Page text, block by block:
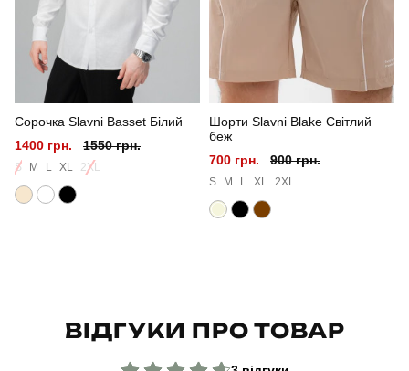
Стиль
Сезон
Колір чорний
Матеріал
50% віскоза, 40% поліестер, 10% еластан
Сорочка Slavni Basset Білий
1400 грн.
1550 грн.
S M L XL 2XL
Шорти Slavni Blake Світлий
беж
700 грн.
900 грн.
S M L XL 2XL
ВІДГУКИ ПРО ТОВАР